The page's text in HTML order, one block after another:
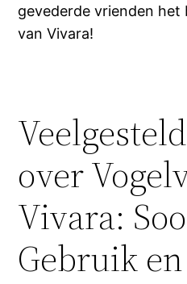
gevederde vrienden het
van Vivara!
over
Vivara:
Gebruik